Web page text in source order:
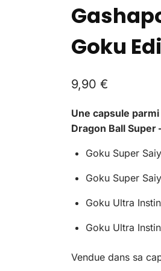
Goku
9,90 €
Une capsule
Dragon Ball Super
Goku Super
Goku Super
Goku Ultra
Goku Ultra
Vendue dans sa